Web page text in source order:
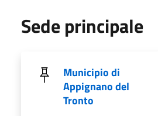
Sede principale
Municipio di
Appignano del
Tronto